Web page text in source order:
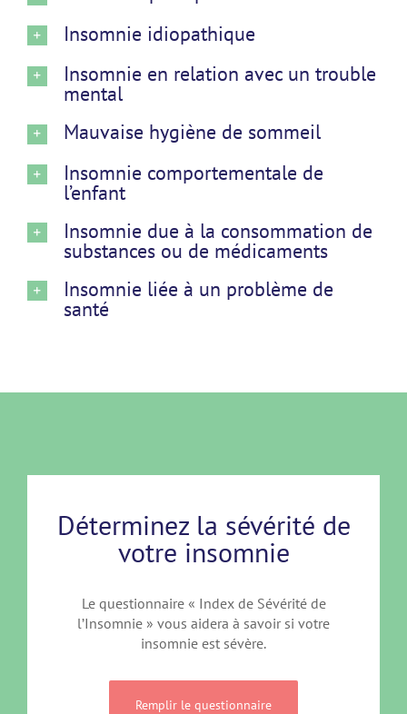
Insomnie idiopathique
Insomnie en relation avec un trouble
mental
Mauvaise hygiène de sommeil
Insomnie comportementale de
l’enfant
Insomnie due à la consommation de
substances ou de médicaments
Insomnie liée à un problème de
santé
Déterminez la sévérité de
votre insomnie
Le questionnaire « Index de Sévérité de
l’Insomnie » vous aidera à savoir si votre
insomnie est sévère.
Remplir le questionnaire